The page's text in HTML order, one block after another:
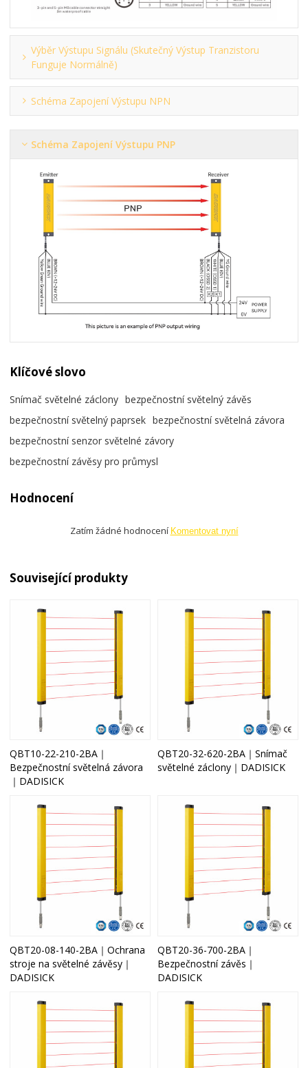
Výběr Výstupu Signálu (skutečný Výstup Tranzistoru
Funguje Normálně)
Schéma Zapojení Výstupu NPN
Schéma Zapojení Výstupu PNP
Klíčové slovo
Snímač světelné záclony bezpečnostní světelný závěs
bezpečnostní světelný paprsek bezpečnostní světelná závora
bezpečnostní senzor světelné závory
bezpečnostní závěsy pro průmysl
Hodnocení
Zatím žádné hodnocení Komentovat nyní
Související produkty
QBT10-22-210-2BA｜
Bezpečnostní světelná závora
｜DADISICK
QBT20-32-620-2BA｜Snímač
světelné záclony｜DADISICK
QBT20-08-140-2BA｜Ochrana
stroje na světelné závěsy｜
DADISICK
QBT20-36-700-2BA｜
Bezpečnostní závěs｜
DADISICK